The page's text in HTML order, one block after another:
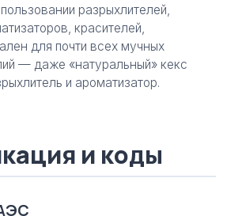
разрыхлителей,
красителей,
для почти всех мучных
— даже «натуральный» кекс
и ароматизатор.
и коды